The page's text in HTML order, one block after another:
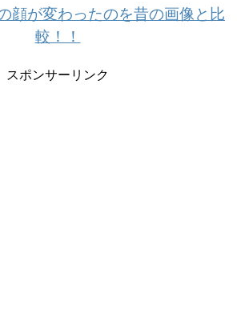
顔が変わったのを昔の画像と比
較！！
スポンサーリンク